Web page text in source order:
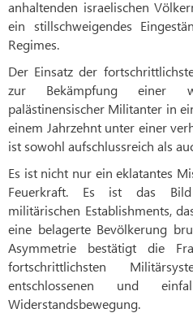
anhaltenden israelischen
ein stillschweigendes
Regimes.
Der Einsatz der
zur Bekämpfung einer
palästinensischer Militanter in
einem Jahrzehnt unter einer
ist sowohl aufschlussreich als
Es ist nicht nur ein eklatantes
Feuerkraft. Es ist das Bild
militärischen Establishments,
eine belagerte Bevölkerung
Asymmetrie bestätigt die
fortschrittlichsten
entschlossenen und
Widerstandsbewegung.